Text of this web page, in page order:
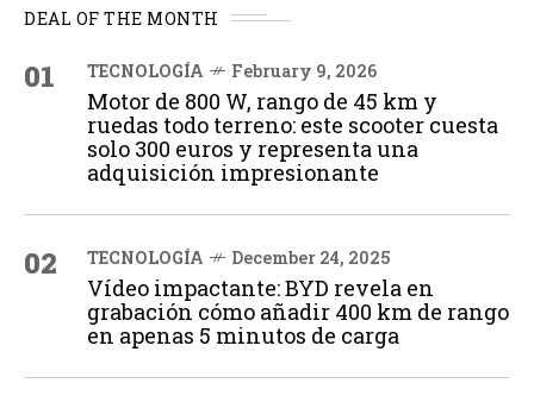
DEAL OF THE MONTH
01 TECNOLOGÍA February 9, 2026
Motor de 800 W, rango de 45 km y
ruedas todo terreno: este scooter cuesta
solo 300 euros y representa una
adquisición impresionante
02 TECNOLOGÍA December 24, 2025
Vídeo impactante: BYD revela en
grabación cómo añadir 400 km de rango
en apenas 5 minutos de carga